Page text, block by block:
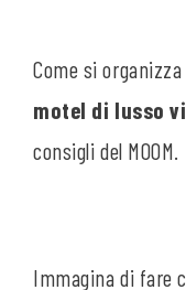
Come si
motel di lusso
consigli del MOOM.
Immagina di fare